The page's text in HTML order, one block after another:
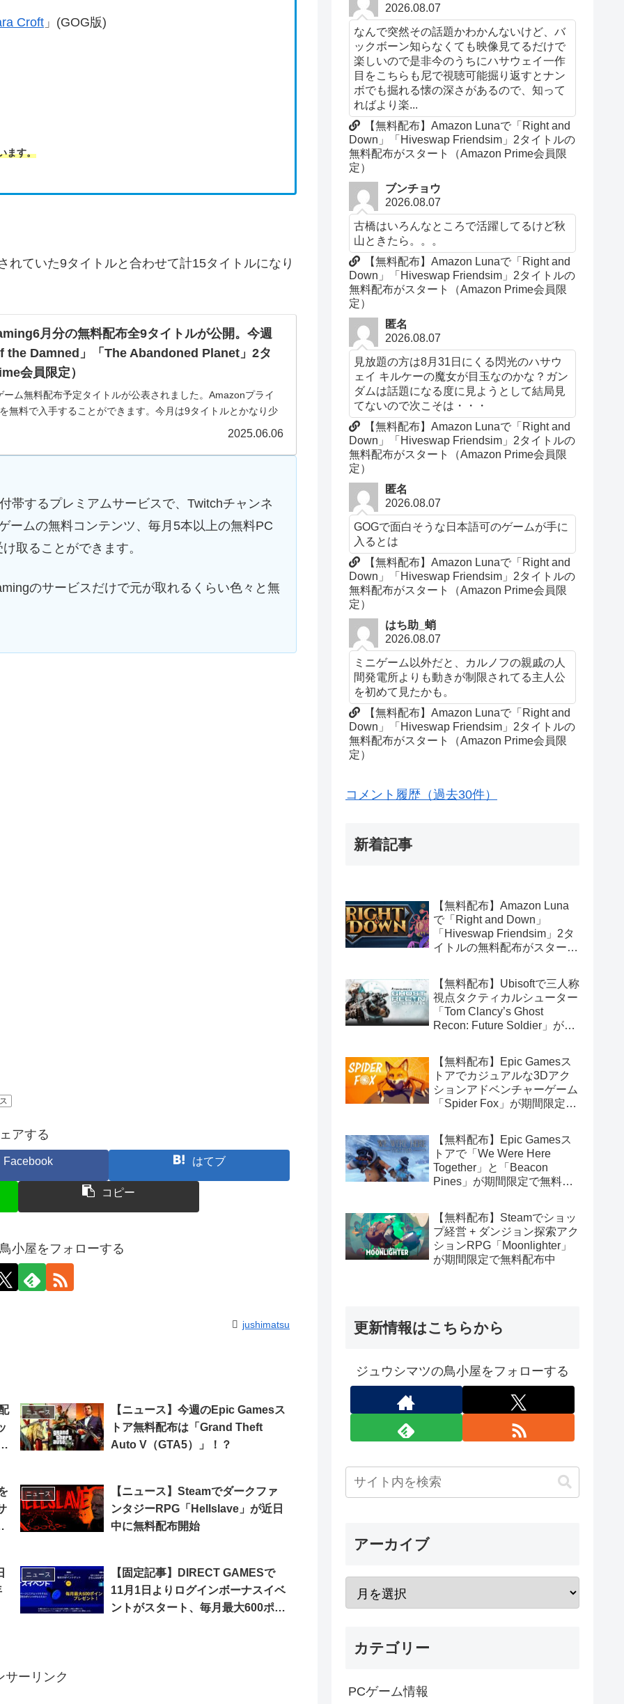
Croft 」(GOG版)
ます。
ていた9タイトルと合わせて計15タイトルになり
月分の無料配布全9タイトルが公開。今週
Damned」「The Abandoned Planet」2タ
会員限定）
ム無料配布予定タイトルが公表されました。Amazonプライ
無料で入手することができます。今月は9タイトルとかなり少
2025.06.06
帯するプレミアムサービスで、Twitchチャンネ
ームの無料コンテンツ、毎月5本以上の無料PC
取ることができます。
のサービスだけで元が取れるくらい色々と無
アする
Facebook はてブ
コピー
小屋をフォローする
jushimatsu
ニュース
【ニュース】今週のEpic Gamesス
トア無料配布は「Grand Theft
Auto V（GTA5）」！？
ニュース
【ニュース】Steamでダークファ
ンタジーRPG「Hellslave」が近日
中に無料配布開始
ニュース
【固定記事】DIRECT GAMESで
11月1日よりログインボーナスイベ
ントがスタート、毎月最大600ポイ
サーリンク
2026.08.07
なんで突然その話題かわかんないけど、バ
ックボーン知らなくても映像見てるだけで
楽しいので是非今のうちにハサウェイ一作
目をこちらも尼で視聴可能掘り返すとナン
ボでも掘れる懐の深さがあるので、知って
ればより楽...
【無料配布】Amazon Lunaで「Right and
Down」「Hiveswap Friendsim」2タイトルの
無料配布がスタート（Amazon Prime会員限
定）
ブンチョウ
2026.08.07
古橋はいろんなところで活躍してるけど秋
山ときたら。。。
【無料配布】Amazon Lunaで「Right and
Down」「Hiveswap Friendsim」2タイトルの
無料配布がスタート（Amazon Prime会員限
定）
匿名
2026.08.07
見放題の方は8月31日にくる閃光のハサウ
ェイ キルケーの魔女が目玉なのかな？ガン
ダムは話題になる度に見ようとして結局見
てないので次こそは・・・
【無料配布】Amazon Lunaで「Right and
Down」「Hiveswap Friendsim」2タイトルの
無料配布がスタート（Amazon Prime会員限
定）
匿名
2026.08.07
GOGで面白そうな日本語可のゲームが手に
入るとは
【無料配布】Amazon Lunaで「Right and
Down」「Hiveswap Friendsim」2タイトルの
無料配布がスタート（Amazon Prime会員限
定）
はち助_蛸
2026.08.07
ミニゲーム以外だと、カルノフの親戚の人
間発電所よりも動きが制限されてる主人公
を初めて見たかも。
【無料配布】Amazon Lunaで「Right and
Down」「Hiveswap Friendsim」2タイトルの
無料配布がスタート（Amazon Prime会員限
定）
コメント履歴（過去30件）
新着記事
【無料配布】Amazon Luna
で「Right and Down」
「Hiveswap Friendsim」2タ
イトルの無料配布がスタート
【無料配布】Ubisoftで三人称
視点タクティカルシューター
「Tom Clancy’s Ghost
Recon: Future Soldier」が期
Connect版）
【無料配布】Epic Gamesス
トアでカジュアルな3Dアク
ションアドベンチャーゲーム
「Spider Fox」が期間限定で
【無料配布】Epic Gamesス
トアで「We Were Here
Together」と「Beacon
Pines」が期間限定で無料配
【無料配布】Steamでショッ
プ経営 + ダンジョン探索アク
ションRPG「Moonlighter」
が期間限定で無料配布中
更新情報はこちらから
ジュウシマツの鳥小屋をフォローする
アーカイブ
カテゴリー
PCゲーム情報